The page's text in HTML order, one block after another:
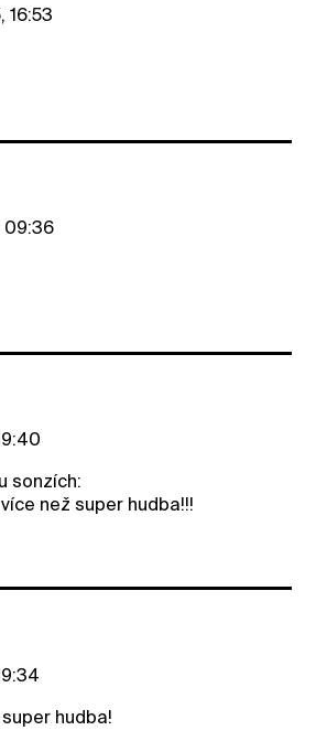
16:53
09:36
sonzích:
než super hudba!!!
super hudba!